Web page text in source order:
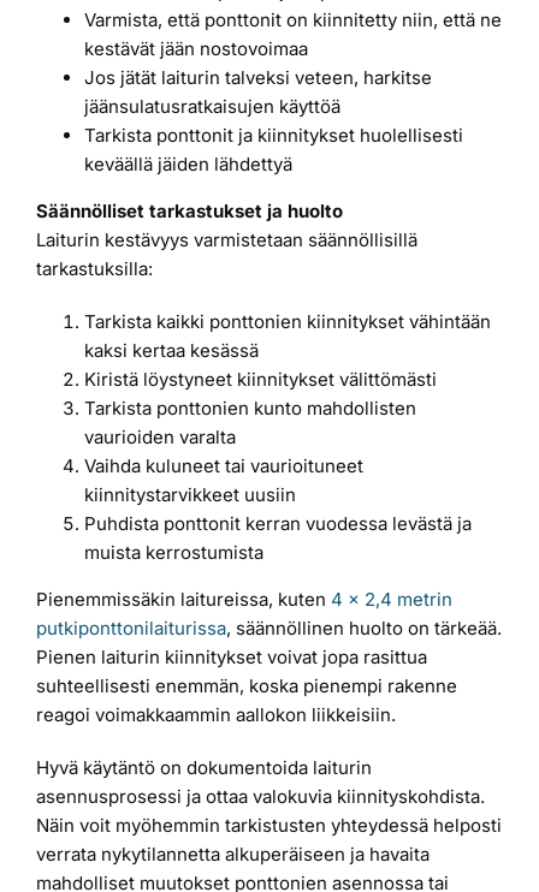
Varmista, että ponttonit on kiinnitetty niin, että ne
kestävät jään nostovoimaa
Jos jätät laiturin talveksi veteen, harkitse
jäänsulatusratkaisujen käyttöä
Tarkista ponttonit ja kiinnitykset huolellisesti
keväällä jäiden lähdettyä
Säännölliset tarkastukset ja huolto
Laiturin kestävyys varmistetaan säännöllisillä
tarkastuksilla:
Tarkista kaikki ponttonien kiinnitykset vähintään
kaksi kertaa kesässä
Kiristä löystyneet kiinnitykset välittömästi
Tarkista ponttonien kunto mahdollisten
vaurioiden varalta
Vaihda kuluneet tai vaurioituneet
kiinnitystarvikkeet uusiin
Puhdista ponttonit kerran vuodessa levästä ja
muista kerrostumista
Pienemmissäkin laitureissa, kuten 4 x 2,4 metrin
putkiponttonilaiturissa, säännöllinen huolto on tärkeää.
Pienen laiturin kiinnitykset voivat jopa rasittua
suhteellisesti enemmän, koska pienempi rakenne
reagoi voimakkaammin aallokon liikkeisiin.
Hyvä käytäntö on dokumentoida laiturin
asennusprosessi ja ottaa valokuvia kiinnityskohdista.
Näin voit myöhemmin tarkistusten yhteydessä helposti
verrata nykytilannetta alkuperäiseen ja havaita
mahdolliset muutokset ponttonien asennossa tai